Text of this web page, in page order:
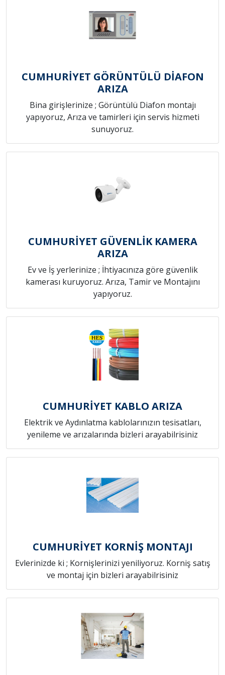
CUMHURİYET GÖRÜNTÜLÜ DİAFON
ARIZA
Bina girişlerinize ; Görüntülü Diafon montajı
yapıyoruz, Arıza ve tamirleri için servis hizmeti
sunuyoruz.
CUMHURİYET GÜVENLİK KAMERA
ARIZA
Ev ve İş yerlerinize ; İhtiyacınıza göre güvenlik
kamerası kuruyoruz. Arıza, Tamir ve Montajını
yapıyoruz.
CUMHURİYET KABLO ARIZA
Elektrik ve Aydınlatma kablolarınızın tesisatları,
yenileme ve arızalarında bizleri arayabilrisiniz
CUMHURİYET KORNİŞ MONTAJI
Evlerinizde ki ; Kornişlerinizi yeniliyoruz. Korniş satış
ve montaj için bizleri arayabilrisiniz